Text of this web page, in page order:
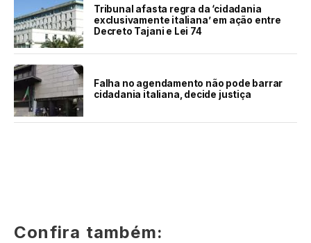
Tribunal afasta regra da ‘cidadania
exclusivamente italiana’ em ação entre
Decreto Tajani e Lei 74
Falha no agendamento não pode barrar
cidadania italiana, decide justiça
Confira também: